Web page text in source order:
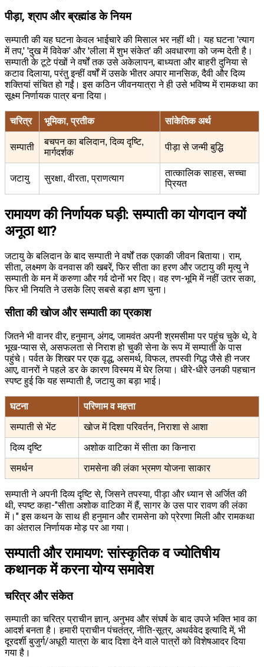
पीड़ा, श्राप और ब्रह्मांड के नियम
सम्पाती की यह घटना केवल भाईचारे की मिसाल भर नहीं थी। यह घटना 'त्याग
में तप,' 'दुख में विवेक' और 'लीला में शुभ संकेत' की अवधारणा को जन्म देती है।
सम्पाती के टूटे पंखों ने वर्षों तक उसे अकेलापन, बाध्यता और बाहरी दुनिया से
कटाव दिलाया, परंतु इन्हीं वर्षों में उसके भीतर अपार मानसिक, दैवी और दिव्य
शक्तियां संचित हो गईं। इस कठिन जीवनयात्रा ने ही उसे भविष्य में रामकथा का
सूक्ष्म निर्णायक पात्र बना दिया।
चरित्र भूमिका, प्रतीक सांकेतिक अर्थ
सम्पाती
बचपन का बलिदान, दिव्य दृष्टि,
मार्गदर्शक
पीड़ा से जन्मी बुद्धि
जटायु सुरक्षा, वीरता, प्राणत्याग
तात्कालिक साहस, सच्चा
प्रियत
रामायण की निर्णायक घड़ी: सम्पाती का योगदान क्यों
अनूठा था?
जटायु के बलिदान के बाद सम्पाती ने वर्षों तक एकाकी जीवन बिताया। राम,
सीता, लक्ष्मण के वनवास की खबरें, फिर सीता का हरण और जटायु की मृत्यु ने
सम्पाती के मन में करुणा और गर्व दोनों भर दिए। वह रण-भूमि में नहीं उतर सका,
फिर भी नियति ने उसके लिए सबसे बड़ा क्षण चुना।
सीता की खोज और सम्पाती का प्रकाश
जितने भी वानर वीर, हनुमान, अंगद, जामवंत अपनी श्रमसीमा पर पहुंच चुके थे, वे
भूख-प्यास से, असफलता से निराश हो चुकी सेना के रूप में सम्पाती के पास
पहुंचे। पर्वत के शिखर पर एक वृद्ध, असमर्थ, विफल, तपस्वी गिद्ध जैसे ही नजर
आए, वानरों ने पहले डर के कारण विस्मय में घेर लिया। धीरे-धीरे उनकी पहचान
स्पष्ट हुई कि यह सम्पाती है, जटायु का बड़ा भाई।
घटना परिणाम व महत्ता
सम्पाती से भेंट खोज में दिशा परिवर्तन, निराशा से आशा
दिव्य दृष्टि अशोक वाटिका में सीता का किनारा
समर्थन रामसेना की लंका भ्रमण योजना साकार
सम्पाती ने अपनी दिव्य दृष्टि से, जिसने तपस्या, पीड़ा और ध्यान से अर्जित की
थी, स्पष्ट कहा-"सीता अशोक वाटिका में हैं, सागर के उस पार रावण की लंका
में।" इस कथन के साथ ही हनुमान और रामसेना को प्रेरणा मिली और रामकथा
का अंतराल निर्णायक मोड़ पर आ गया।
सम्पाती और रामायण: सांस्कृतिक व ज्योतिषीय
कथानक में करना योग्य समावेश
चरित्र और संकेत
सम्पाती का चरित्र प्राचीन ज्ञान, अनुभव और संघर्ष के बाद उपजे भक्ति भाव का
आदर्श बनता है। हमारी प्राचीन पंचतंत्र, नीति-सूत्र, अथर्ववेद इत्यादि में, भी
दूरदर्शी बुजुर्ग/अधूरी यात्रा के बाद दिशा देने वाले पात्रों को विशेषआदर दिया
गया है।